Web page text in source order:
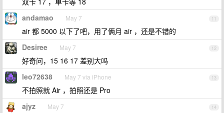
11
andamao May 7
air 都 5000 以下了吧，用了俩月 air ，还是不错的
12
Desiree May 7
好奇问，15 16 17 差别大吗
13
leo72638 May 7 via iPhone
不拍照就 Air ，拍照还是 Pro
14
ajyz May 7